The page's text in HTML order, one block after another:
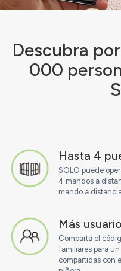
Descubra
000
Hasta 4
SOLO puede
4 mandos a
mando a
Más
Comparta el
familiares para
compartidas con